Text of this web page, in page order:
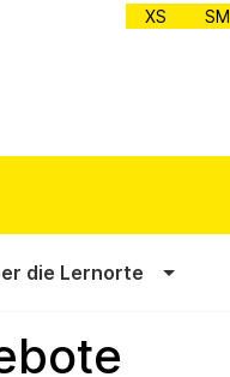
XS SM
die Lernorte